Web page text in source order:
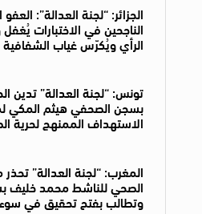
الجزائر: “لجنة العدالة”:
الناجحين في الاختبارات
الرأي ويُكرّس غياب الشفافية
تونس: “لجنة العدالة” تدين
بسجن الصحفي هيثم المكي
الاستهداف الممنهج لحرية
المغرب: “لجنة العدالة”
الصحي للناشط محمد خليف
وتطالب بفتح تحقيق في سوء